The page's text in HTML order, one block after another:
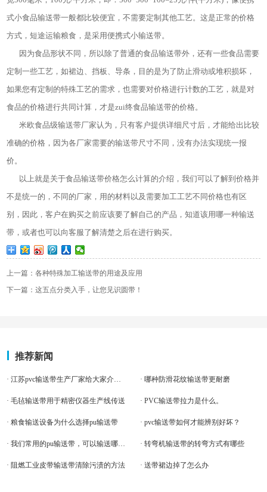
式小食品输送带一般都比较便宜，不需要定制其他工艺。这是正常的价格
方式，短途运输粮食，是采用便携式小输送带。
因为食品形状不同，所以除了普通的食品输送带外，还有一些食品需要
定制一些工艺，如裙边、挡板、导条，目的是为了防止滑动或堆积损坏，
如果您有定制的特殊工艺的需求，也需要对价格进行计数的工艺，就是对
食品的价格进行共同计算，才是zui终食品输送带的价格。
米欧食品级输送带厂家认为，只有客户提供详细尺寸后，才能给出比较
准确的价格，因为各厂家需要的输送带尺寸不同，没有办法实现统一报
价。
以上就是关于食品输送带价格怎么计算的介绍，我们可以了解到价格并
不是统一的，不同的厂家，用的材料以及需要加工工艺不同价格也有区
别，因此，客户在购买之前应该要了解自己的产品，知道该用哪一种输送
带，或者也可以向客服了解清楚之后在进行购买。
上一篇：各种特殊加工输送带的用途及应用
下一篇：这五点分类入手，让您见识圆带！
推荐新闻
· 江苏pvc输送带生产厂家给大家介绍一下pvc输送带 · 哪种防滑花纹输送带更耐磨
· 毛毡输送带用于精密仪器生产线传送 · PVC输送带拉力是什么。
· 粮食输送设备为什么选择pu输送带 · pvc输送带如何才能辨别好坏？
· 我们常用的pu输送带，可以输送哪些食物呢 · 转弯机输送带的转弯方式有哪些
· 阻燃工业皮带输送带清除污渍的方法 · 送带裙边掉了怎么办